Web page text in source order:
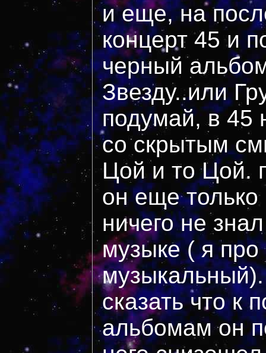
и еще, на
концерт 45 и
черный
Звезду..или
подумай, в 45
со скрытым
Цой и то Цой.
он еще
ничего не
музыке ( я про
сказать что к
альбомам он